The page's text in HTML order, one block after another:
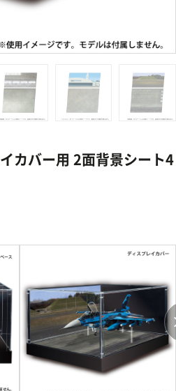
カバー用 2面背景シート4